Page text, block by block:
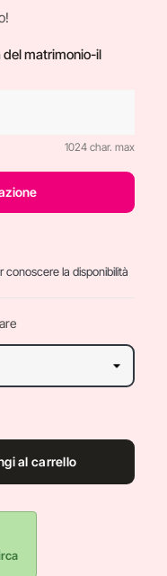
matrimonio-il
1024 char. max
conoscere la disponibilità
al carrello